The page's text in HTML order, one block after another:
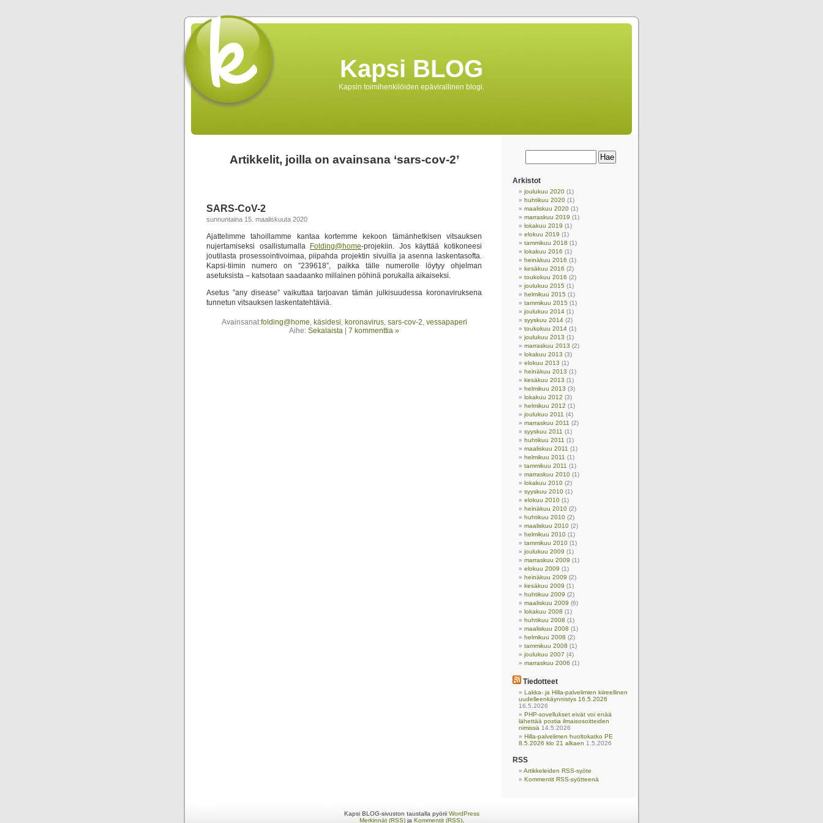
Kapsi BLOG
Kapsin toimihenkilöiden epävirallinen blogi.
Artikkelit, joilla on avainsana ‘sars-cov-2’
SARS-CoV-2
sunnuntaina 15. maaliskuuta 2020
Ajattelimme tahoillamme kantaa kortemme kekoon tämänhetkisen vitsauksen
nujertamiseksi osallistumalla
Folding@home-projekiin. Jos käyttää kotikoneesi
joutilasta prosessointivoimaa, piipahda projektin sivuilla ja asenna laskentasofta.
Kapsi-tiimin numero on ”239618”, paikka tälle numerolle löytyy ohjelman
asetuksista – katsotaan saadaanko millainen pöhinä porukalla aikaiseksi.
Asetus ”any disease” vaikuttaa tarjoavan tämän julkisuudessa koronaviruksena
tunnetun vitsauksen laskentatehtäviä.
Avainsanat:folding@home, käsidesi, koronavirus, sars-cov-2, vessapaperi
Aihe: Sekalaista 7 kommenttia »
Arkistot
joulukuu 2020 (1)
huhtikuu 2020 (1)
maaliskuu 2020 (1)
marraskuu 2019 (1)
lokakuu 2019 (1)
elokuu 2019 (1)
tammikuu 2018 (1)
lokakuu 2016 (1)
heinäkuu 2016 (1)
kesäkuu 2016 (2)
toukokuu 2016 (2)
joulukuu 2015 (1)
helmikuu 2015 (1)
tammikuu 2015 (1)
joulukuu 2014 (1)
syyskuu 2014 (2)
toukokuu 2014 (1)
joulukuu 2013 (1)
marraskuu 2013 (2)
lokakuu 2013 (3)
elokuu 2013 (1)
heinäkuu 2013 (1)
kesäkuu 2013 (1)
helmikuu 2013 (3)
lokakuu 2012 (3)
helmikuu 2012 (1)
joulukuu 2011 (4)
marraskuu 2011 (2)
syyskuu 2011 (1)
huhtikuu 2011 (1)
maaliskuu 2011 (1)
helmikuu 2011 (1)
tammikuu 2011 (1)
marraskuu 2010 (1)
lokakuu 2010 (2)
syyskuu 2010 (1)
elokuu 2010 (1)
heinäkuu 2010 (2)
huhtikuu 2010 (2)
maaliskuu 2010 (2)
helmikuu 2010 (1)
tammikuu 2010 (1)
joulukuu 2009 (1)
marraskuu 2009 (1)
elokuu 2009 (1)
heinäkuu 2009 (2)
kesäkuu 2009 (1)
huhtikuu 2009 (2)
maaliskuu 2009 (6)
lokakuu 2008 (1)
huhtikuu 2008 (1)
maaliskuu 2008 (1)
helmikuu 2008 (2)
tammikuu 2008 (1)
joulukuu 2007 (4)
marraskuu 2006 (1)
Tiedotteet
Lakka- ja Hilla-palvelimien kiireellinen
uudelleenkäynnistys 16.5.2026
16.5.2026
PHP-sovellukset eivät voi enää
lähettää postia ilmaisosoitteiden
nimissä 14.5.2026
Hilla-palvelimen huoltokatko PE
8.5.2026 klo 21 alkaen 1.5.2026
RSS
Artikkeleiden RSS-syöte
Kommentit RSS-syötteenä
Kapsi BLOG-sivuston taustalla pyörii WordPress
Merkinnät (RSS)ja Kommentit (RSS).